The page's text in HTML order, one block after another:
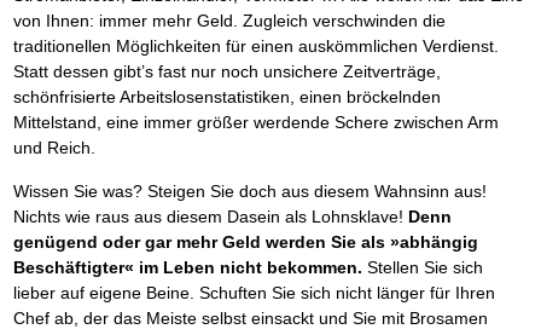
von Ihnen: immer mehr Geld. Zugleich verschwinden die
traditionellen Möglichkeiten für einen auskömmlichen Verdienst.
Statt dessen gibt’s fast nur noch unsichere Zeitverträge,
schönfrisierte Arbeitslosenstatistiken, einen bröckelnden
Mittelstand, eine immer größer werdende Schere zwischen Arm
und Reich.
Wissen Sie was? Steigen Sie doch aus diesem Wahnsinn aus!
Nichts wie raus aus diesem Dasein als Lohnsklave! Denn
genügend oder gar mehr Geld werden Sie als »abhängig
Beschäftigter« im Leben nicht bekommen. Stellen Sie sich
lieber auf eigene Beine. Schuften Sie sich nicht länger für Ihren
Chef ab, der das Meiste selbst einsackt und Sie mit Brosamen